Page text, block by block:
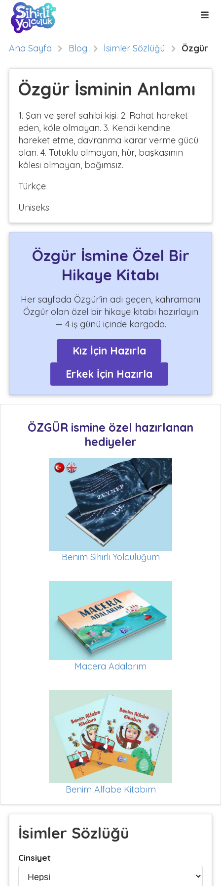
Ana Sayfa Blog İsimler Sözlüğü Özgür
Özgür İsminin Anlamı
1. Şan ve şeref sahibi kişi. 2. Rahat hareket
eden, köle olmayan. 3. Kendi kendine
hareket etme, davranma karar verme gücü
olan. 4. Tutuklu olmayan, hür, başkasının
kölesi olmayan, bağımsız.
Türkçe
Uniseks
Özgür İsmine Özel Bir
Hikaye Kitabı
Her sayfada Özgür'in adı geçen, kahramanı
Özgür olan özel bir hikaye kitabı hazırlayın
— 4 iş günü içinde kargoda.
Kız İçin Hazırla
Erkek İçin Hazırla
ÖZGÜR ismine özel hazırlanan
hediyeler
Benim Sihirli Yolculuğum
Macera Adalarım
Benim Alfabe Kitabım
İsimler Sözlüğü
Cinsiyet